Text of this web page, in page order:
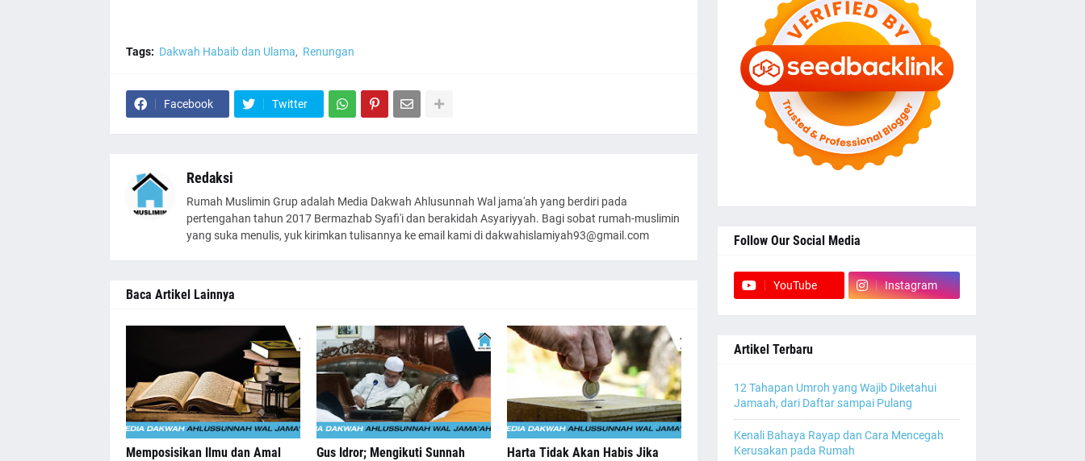
Tags: Dakwah Habaib dan Ulama Renungan
Facebook Twitter
Redaksi
Rumah Muslimin Grup adalah Media Dakwah Ahlusunnah Wal jama'ah yang berdiri pada
pertengahan tahun 2017 Bermazhab Syafi'i dan berakidah Asyariyyah. Bagi sobat rumah-muslimin
yang suka menulis, yuk kirimkan tulisannya ke email kami di dakwahislamiyah93@gmail.com
Baca Artikel Lainnya
Memposisikan Ilmu dan Amal
Gus Idror; Mengikuti Sunnah
Harta Tidak Akan Habis Jika
Follow Our Social Media
YouTube Instagram
Artikel Terbaru
12 Tahapan Umroh yang Wajib Diketahui
Jamaah, dari Daftar sampai Pulang
Kenali Bahaya Rayap dan Cara Mencegah
Kerusakan pada Rumah